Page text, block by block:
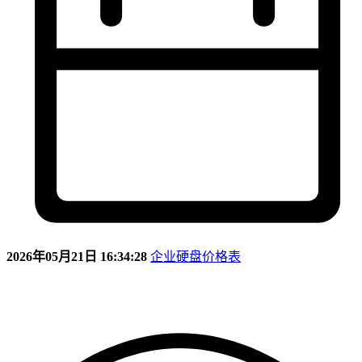
2026年05月21日 16:34:28 企业硬盘价格表